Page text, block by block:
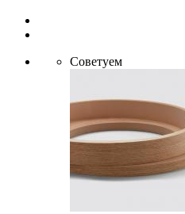
Советуем